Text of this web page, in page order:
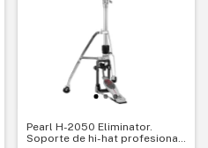
Pearl H-2050 Eliminator.
Soporte de hi-hat profesional